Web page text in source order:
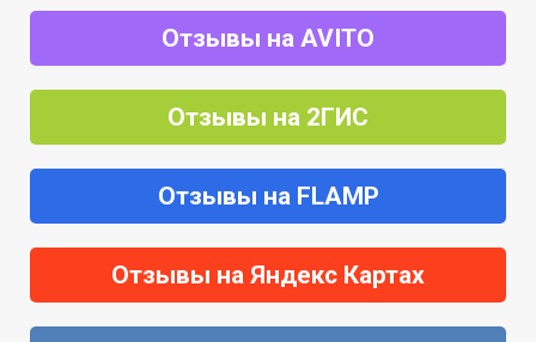
Отзывы на AVITO
Отзывы на 2ГИС
Отзывы на FLAMP
Отзывы на Яндекс Картах